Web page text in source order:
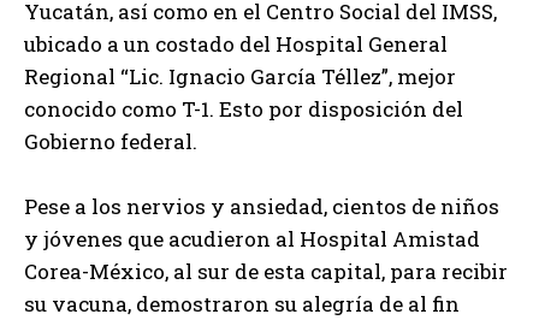
Yucatán, así como en el Centro Social del IMSS,
ubicado a un costado del Hospital General
Regional “Lic. Ignacio García Téllez”, mejor
conocido como T-1. Esto por disposición del
Gobierno federal.
Pese a los nervios y ansiedad, cientos de niños
y jóvenes que acudieron al Hospital Amistad
Corea-México, al sur de esta capital, para recibir
su vacuna, demostraron su alegría de al fin